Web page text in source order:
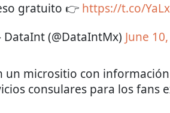
gratuito 👉 https://t.co/
(@DataIntMx) June
un micrositio con
consulares para los fans